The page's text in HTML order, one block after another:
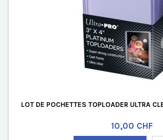
LOT DE POCHETTES TOPLOADER ULTRA
Prix
10,00 CHF